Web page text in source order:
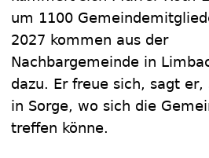
um 1100
2027 kommen aus der
Nachbargemeinde in
dazu. Er freue sich, sagt er,
in Sorge, wo sich die
treffen könne.